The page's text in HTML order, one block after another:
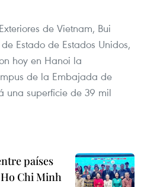
de Vietnam, Bui
Estado de Estados Unidos,
hoy en Hanoi la
de la Embajada de
una superficie de 39 mil
países
Chi Minh